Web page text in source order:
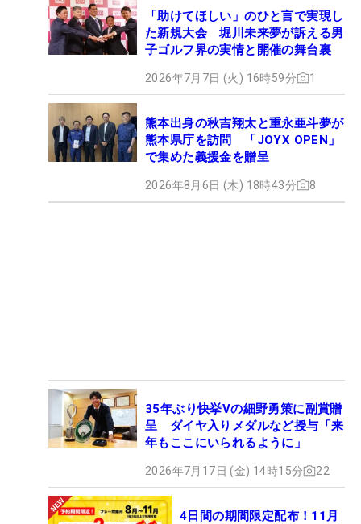
「助けてほしい」のひと言で実現し
た新規大会 堀川未来夢が訴える男
子ゴルフ界の実情と開催の舞台裏
2026年7月7日 (火) 16時59分 1
熊本出身の秋吉翔太と重永亜斗夢が
熊本県庁を訪問 「JOYX OPEN」
で集めた義援金を贈呈
2026年8月6日 (木) 18時43分 8
35年ぶり快挙Vの細野勇策に副賞贈
呈 ダイヤ入りメダルなど授与「来
年もここにいられるように」
2026年7月17日 (金) 14時15分 22
4日間の期間限定配布！11月